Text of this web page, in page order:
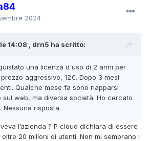
2024
14:08 , drn5 ha scritto:
una licenza d'uso di 2 anni per
aggressivo, 12€. Dopo 3 mesi
Qualche mese fa sono riapparsi
sul web, ma diversa società. Ho cercato
Nessuna risposta.
l’azienda ? P cloud dichiara di essere
20 milioni di utenti. Non mi sembrano i